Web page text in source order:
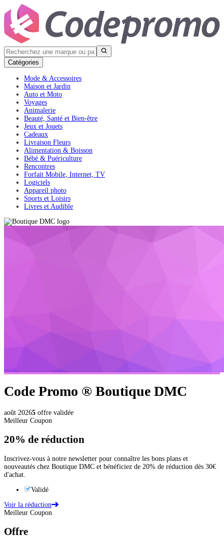
Catégories
Mode & Accessoires
Maison et Jardin
Auto et Moto
Voyages
Animalerie
Beauté, Santé et Bien-être
Jeux et Jouets
Cadeaux
Livraison Fleurs
Alimentation & Boisson
Bébé & Puériculture
Rencontres
Forfait Mobile, Internet, TV
Logiciels
Appareil photo
Sports et Loisirs
Livres et Audible
Code Promo ® Boutique DMC
août 20265 offre validée
Meilleur Coupon
20% de réduction
Inscrivez-vous à notre newsletter pour connaître les bons plans et
nouveautés chez Boutique DMC et bénéficiez de 20% de réduction dès 30€
d'achat.
Validé
Voir la réduction
Meilleur Coupon
Offre